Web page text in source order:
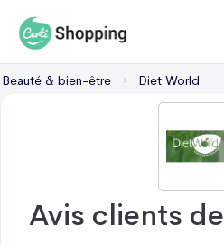
Beauté & bien-être Diet World
Avis clients de